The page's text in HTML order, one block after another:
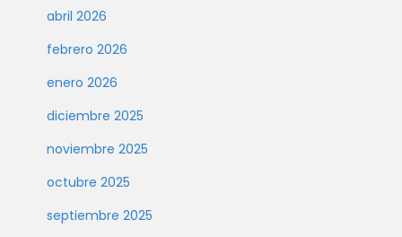
abril 2026
febrero 2026
enero 2026
diciembre 2025
noviembre 2025
octubre 2025
septiembre 2025